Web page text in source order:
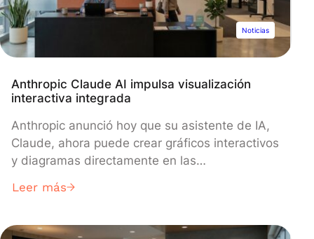
significado y el contexto de los datos, ya están
disponibles en regiones de todo el mundo y se
integran al ecosistema cloud más amplio de
Google, incluyendo Vertex AI.
Noticias
Anthropic Claude AI impulsa visualización
interactiva integrada
Anthropic anunció hoy que su asistente de IA,
Claude, ahora puede crear gráficos interactivos
y diagramas directamente en las
importante del modelo Claude 3.5 Sonnet. La
permite visualizar datos en tiempo real usando
Leer más